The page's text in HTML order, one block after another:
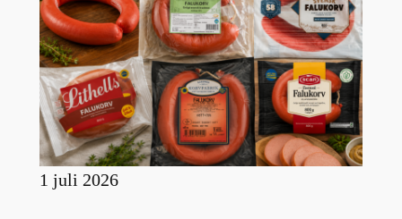
1 juli 2026